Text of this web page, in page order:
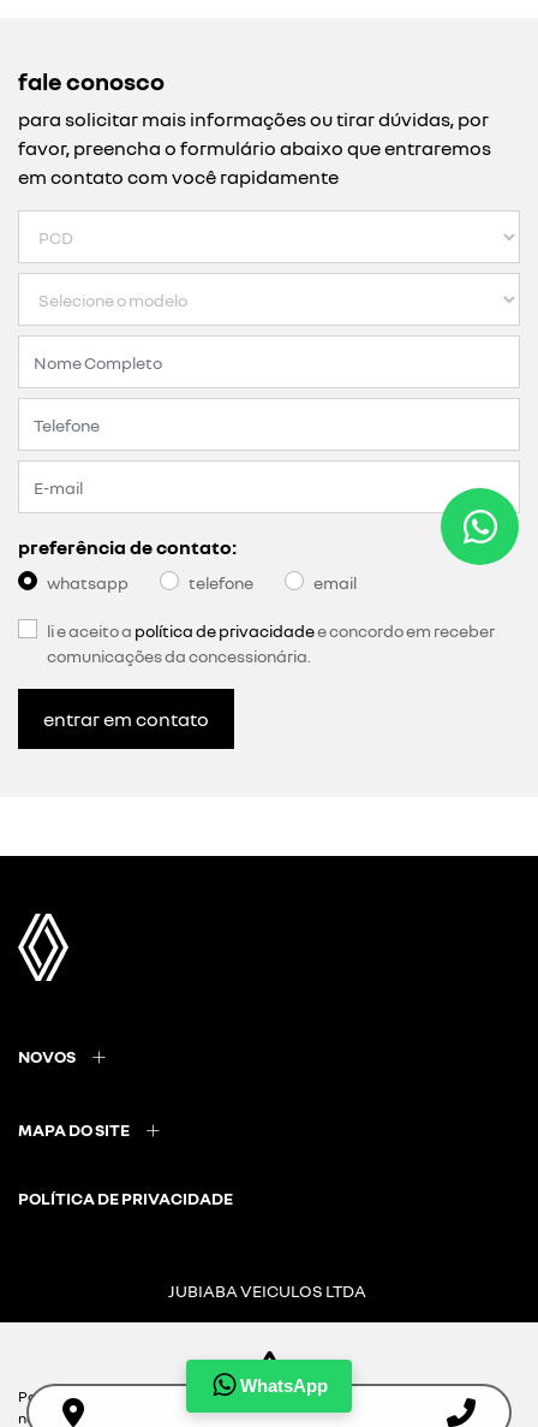
WhatsApp
fale conosco
para solicitar mais informações ou tirar dúvidas, por
favor, preencha o formulário abaixo que entraremos
em contato com você rapidamente
preferência de contato:
whatsapp telefone email
li e aceito a política de privacidadee concordo em receber
comunicações da concessionária.
entrar em contato
NOVOS
MAPA DO SITE
POLÍTICA DE PRIVACIDADE
JUBIABA VEICULOS LTDA
Para otimizar sua experiência durante a navegação, fazemos uso de
nossa política de cookies e para proteger seus dados pessoais